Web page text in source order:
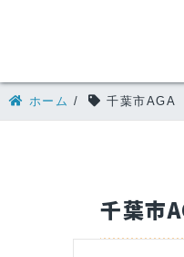
ホーム / 千葉市AGA
千葉市